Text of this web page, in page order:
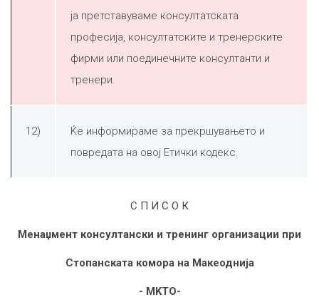
ја претставуваме консултатската
професија, консултатските и тренерските
фирми или поединечните консултанти и
тренери.
12)
Ќе информираме за прекршувањето и
повредата на овој Етички кодекс.
С П И С О К
Менаџмент консултански и тренинг организации при
Стопанската комора на Макеоднија
- MKTO-